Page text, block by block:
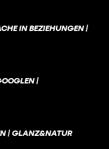
IN BEZIEHUNGEN |
|
| GLANZ&NATUR